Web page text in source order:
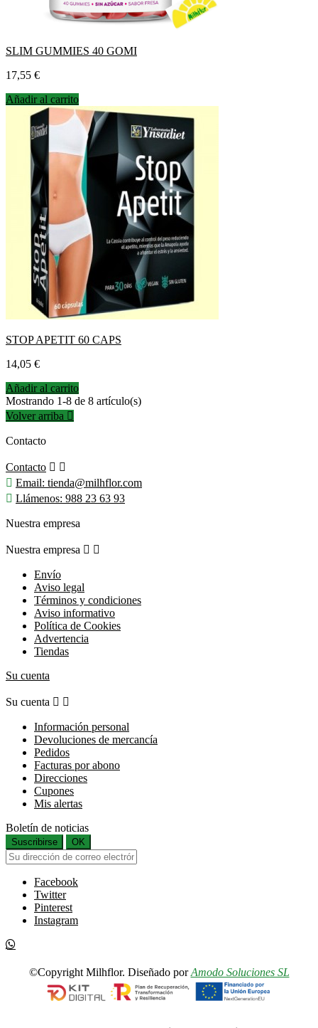
SLIM GUMMIES 40 GOMI
Precio
17,55 €
Añadir al carrito
STOP APETIT 60 CAPS
Precio
14,05 €
Añadir al carrito
Mostrando 1-8 de 8 artículo(s)
Volver arriba 
Contacto
Contacto  
 Email: tienda@milhflor.com
 Llámenos: 988 23 63 93
Nuestra empresa
Nuestra empresa  
Envío
Aviso legal
Términos y condiciones
Aviso informativo
Política de Cookies
Advertencia
Tiendas
Su cuenta
Su cuenta  
Información personal
Devoluciones de mercancía
Pedidos
Facturas por abono
Direcciones
Cupones
Mis alertas
Boletín de noticias
Suscribirse OK
Facebook
Twitter
Pinterest
Instagram
©Copyright Milhflor. Diseñado porAmodo Soluciones SL